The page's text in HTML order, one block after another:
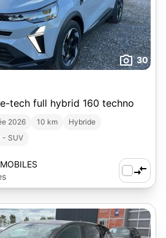
30
tech full hybrid 160 techno
2026 10 km
Hybride
SUV